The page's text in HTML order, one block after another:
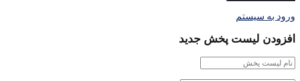
ورود به سیستم
افزودن لیست پخش جدید